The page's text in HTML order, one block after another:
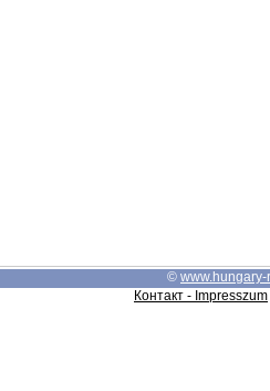
© www.hungary-
Контакт - Impresszum